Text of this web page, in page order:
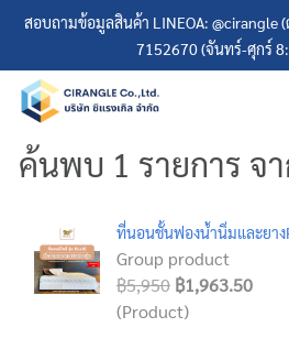
สอบถามข้อมูลสินค้า LINEOA: @cirangle
7152670 (จันทร์-ศุกร์
ค้นพบ 1 รายการ จ
ที่นอนชั้นฟองน้ำนิ่มและยาง
Group product
฿5,950 ฿1,963.50
(Product)